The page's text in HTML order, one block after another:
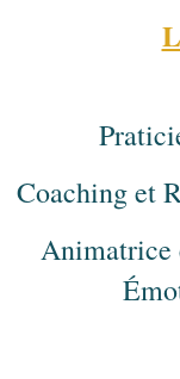
Coaching et
Animatrice